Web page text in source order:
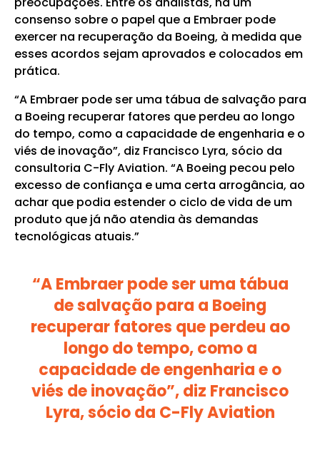
consenso sobre o papel que a Embraer pode
exercer na recuperação da Boeing, à medida que
esses acordos sejam aprovados e colocados em
prática.
“A Embraer pode ser uma tábua de salvação para
a Boeing recuperar fatores que perdeu ao longo
do tempo, como a capacidade de engenharia e o
viés de inovação”, diz Francisco Lyra, sócio da
consultoria C-Fly Aviation. “A Boeing pecou pelo
excesso de confiança e uma certa arrogância, ao
achar que podia estender o ciclo de vida de um
produto que já não atendia às demandas
tecnológicas atuais.”
“A Embraer pode ser uma tábua
de salvação para a Boeing
recuperar fatores que perdeu ao
longo do tempo, como a
capacidade de engenharia e o
viés de inovação”, diz Francisco
Lyra, sócio da C-Fly Aviation